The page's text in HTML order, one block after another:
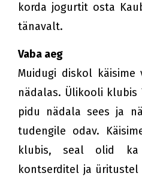
korda jogurtit osta
tänavalt.
Vaba aeg
Muidugi diskol
nädalas. Ülikooli klubis
pidu nädala sees ja
tudengile odav.
klubis, seal olid ka
kontserditel ja